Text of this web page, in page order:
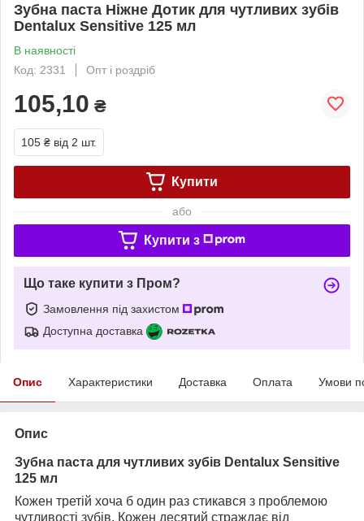
Зубна паста Ніжне Дотик для чутливих зубів
Dentalux Sensitive 125 мл
В наявності
Код: 2331
Опт і роздріб
105,10 ₴
105 ₴ від 2 шт.
Купити
або
Купити з
Що таке купити з Пром?
Замовлення під захистом
Доступна доставка
Опис Характеристики Доставка Оплата Умови
Опис
Зубна паста для чутливих зубів Dentalux Sensitive
125 мл
Кожен третій хоча б один раз стикався з проблемою
чутливості зубів. Кожен десятий страждає від